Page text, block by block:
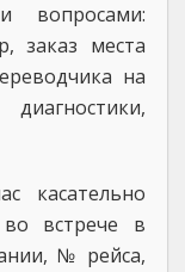
вопросами:
заказ места
на
касательно
встрече в
№ рейса,